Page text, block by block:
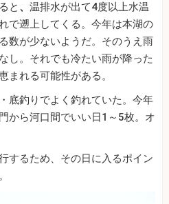
と 、 温排水が出て4度以上水温
で遡上してくる。今年は本湖の
数が少ないようだ。そのうえ雨
し。それでも冷たい雨が降った
まれる可能性がある。
底釣りでよく釣れていた。今年
から河口間でいい日1～5枚。オ
するため、その日に入るポイン